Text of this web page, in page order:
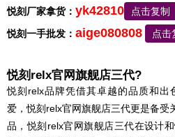
悦刻厂家拿货： yk42810
点击复制
悦刻一手批发： aige080808 点击
悦刻relx官网旗舰店三代?
悦刻relx品牌凭借其卓越的品质和出
爱，悦刻relx官网旗舰店三代更是备受
品，悦刻relx官网旗舰店三代在设计